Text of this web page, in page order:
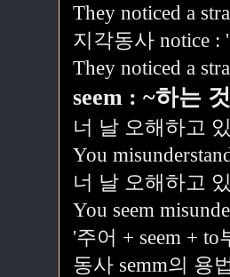
They noticed a
지각동사 notice
They noticed a
seem : ~하는
너 날 오해하고
You
너 날 오해하고
You seem
'주어 + seem + to
동사 semm의 용